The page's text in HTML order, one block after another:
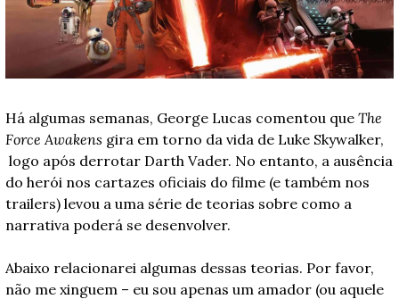
Há algumas semanas, George Lucas comentou que The
Force Awakens gira em torno da vida de Luke Skywalker,
logo após derrotar Darth Vader. No entanto, a ausência
do herói nos cartazes oficiais do filme (e também nos
trailers) levou a uma série de teorias sobre como a
narrativa poderá se desenvolver.
Abaixo relacionarei algumas dessas teorias. Por favor,
não me xinguem – eu sou apenas um amador (ou aquele